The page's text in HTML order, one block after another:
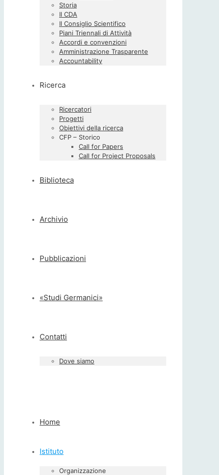
Storia
Il CDA
Il Consiglio Scientifico
Piani Triennali di Attività
Accordi e convenzioni
Amministrazione Trasparente
Accountability
Ricerca
Ricercatori
Progetti
Obiettivi della ricerca
CFP – Storico
Call for Papers
Call for Project Proposals
Biblioteca
Archivio
Pubblicazioni
«Studi Germanici»
Contatti
Dove siamo
Home
Istituto
Organizzazione